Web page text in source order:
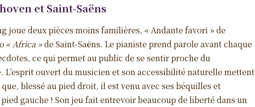
et Saint-Saëns
joue deux pièces moins familières, « Andante favori » de
« Africa »de Saint-Saëns. Le pianiste prend parole avant chaque
ce qui permet au public de se sentir proche du
L’esprit ouvert du musicien et son accessibilité naturelle mettent
blessé au pied droit, il est venu avec ses béquilles et
gauche ! Son jeu fait entrevoir beaucoup de liberté dans un